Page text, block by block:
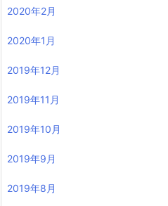
2020年2月
2020年1月
2019年12月
2019年11月
2019年10月
2019年9月
2019年8月